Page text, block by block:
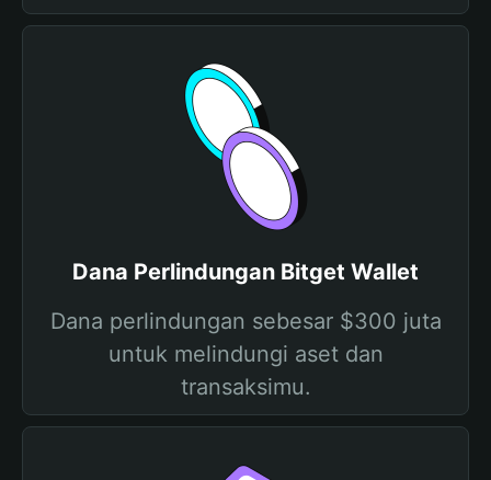
Dana Perlindungan Bitget Wallet
Dana perlindungan sebesar $300 juta
untuk melindungi aset dan
transaksimu.